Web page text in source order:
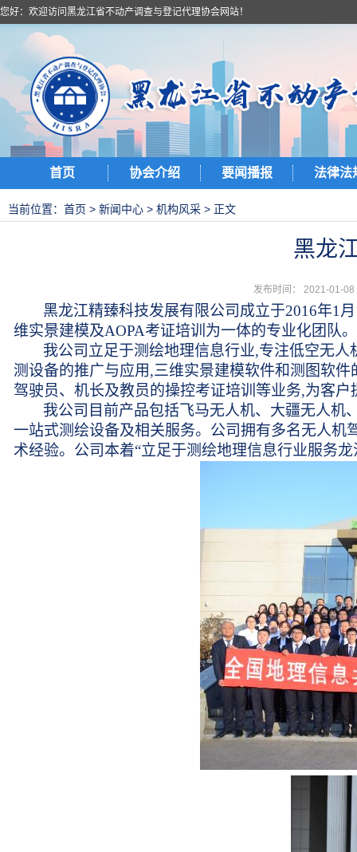
您好：欢迎访问黑龙江省不动产调查与登记代理协会网站！
首页 协会介绍 要闻播报 法律法
当前位置： 首页 > 新闻中心 > 机构风采 > 正文
黑龙
发布时间： 2021-01-
黑龙江精臻科技发展有限公司成立于2016年1
维实景建模及AOPA考证培训为一体的专业化团队。
我公司立足于测绘地理信息行业,专注低空无
测设备的推广与应用,三维实景建模软件和测图软
驾驶员、机长及教员的操控考证培训等业务,为客
我公司目前产品包括飞马无人机、大疆无人机
一站式测绘设备及相关服务。公司拥有多名无人机
术经验。公司本着“立足于测绘地理信息行业服务